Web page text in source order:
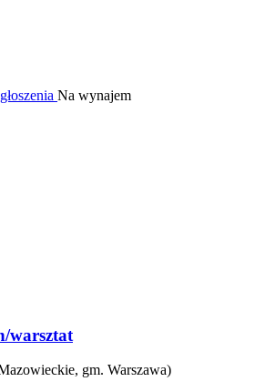
Na wynajem
warsztat
gm. Warszawa)